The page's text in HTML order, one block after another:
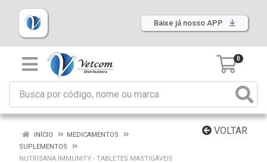
Baixe já nosso APP
0
VOLTAR
INÍCIO
MEDICAMENTOS
SUPLEMENTOS
NUTRISANA IMMUNITY - TABLETES MASTIGÁVEIS